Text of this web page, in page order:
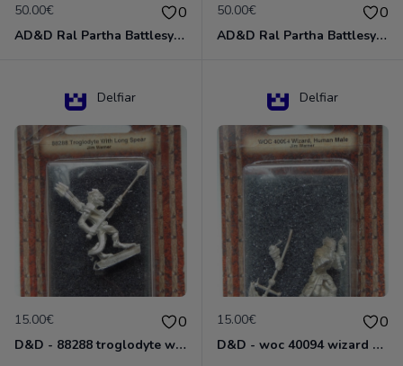
50.00€ 0
AD&D Ral Partha Battlesystem Miniatures Pack Iron Lord Dwarf Crossbowmen 11-854
50.00€ 0
AD&D Ral Partha Battlesystem Villains/Forgotten Realms 11-955 Miniatures
Delfiar
15.00€ 0
D&D - 88288 troglodyte with long Miniature - Donjons Dragons
Delfiar
15.00€ 0
D&D - woc 40094 wizard human male Miniature - Donjons Dragons